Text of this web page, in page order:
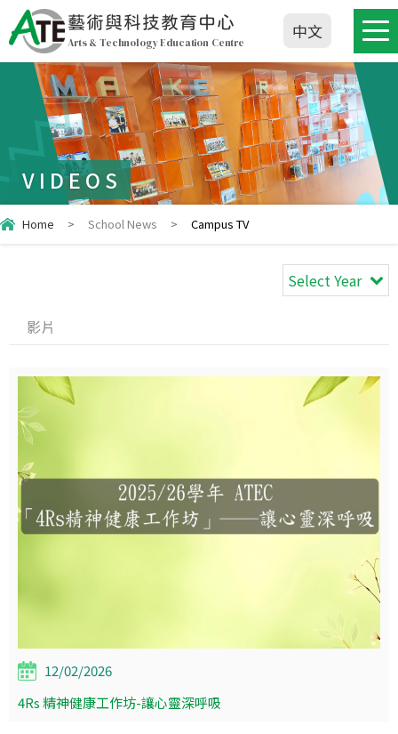
藝術與科技教育中心
Arts & Technology Education Centre
中文
VIDEOS
Home > School News > Campus TV
Select Year
影片
12/02/2026
4Rs 精神健康工作坊-讓心靈深呼吸